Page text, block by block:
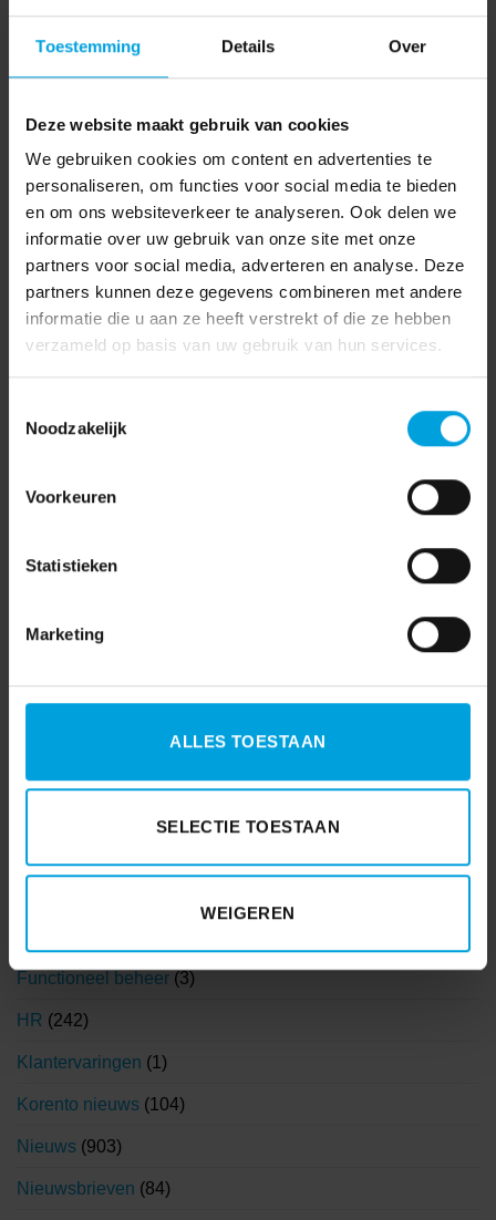
Toestemming Details Over
Deze website maakt gebruik van cookies
We gebruiken cookies om content en advertenties te
personaliseren, om functies voor social media te bieden
en om ons websiteverkeer te analyseren. Ook delen we
informatie over uw gebruik van onze site met onze
partners voor social media, adverteren en analyse. Deze
partners kunnen deze gegevens combineren met andere
informatie die u aan ze heeft verstrekt of die ze hebben
verzameld op basis van uw gebruik van hun services.
Noodzakelijk
Voorkeuren
Statistieken
Marketing
ALLES TOESTAAN
SELECTIE TOESTAAN
WEIGEREN
Functioneel beheer (3)
HR (242)
Klantervaringen (1)
Korento nieuws (104)
Nieuws (903)
Nieuwsbrieven (84)